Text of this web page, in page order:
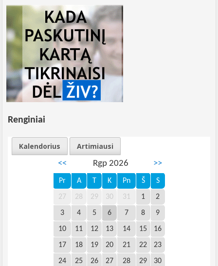
Renginiai
Kalendorius
Artimiausi
<<
Rgp 2026 >>
Pr A T K Pn Š S
27 28 29 30 31 1 2
3 4 5 6 7 8 9
10 11 12 13 14 15 16
17 18 19 20 21 22 23
24 25 26 27 28 29 30